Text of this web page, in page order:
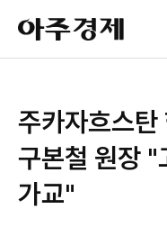
아
주
경
주카자흐스
구본철 원장 "
가교"